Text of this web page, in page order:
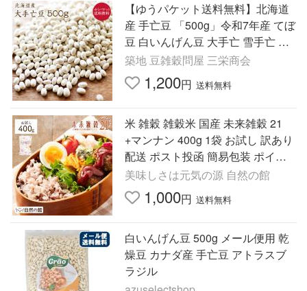
【ゆうパケット送料無料】北海道
産 手亡豆 「500g」令和7年産 てぼ
豆 白いんげん豆 大手亡 雪手亡 サ
ラダやスープ 白あんなどに
築地 豆雑穀問屋 三栄商会
1,200円 送料無料
米 雑穀 雑穀米 国産 未来雑穀 21
+マンナン 400g 1袋 お試し 訳あり
配送 ポスト投函 簡易包装 ポイン
ト消化 爆買
美味しさは元気の源 自然の館
1,000円 送料無料
白いんげん豆 500g メール便用 乾
燥豆 カナダ産 手亡豆 アトラスブ
ラジル